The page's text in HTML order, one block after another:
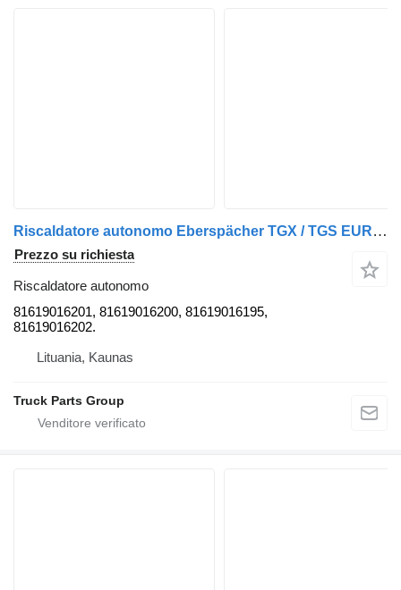
Riscaldatore autonomo Eberspächer TGX / TGS EURO6 emissioni modello TG3 cabina riscaldatore diesel, webasto, e 81619016201 per trattore stradale MAN TGX / TGS
Prezzo su richiesta
Riscaldatore autonomo
81619016201, 81619016200, 81619016195,
81619016202.
Lituania, Kaunas
Truck Parts Group